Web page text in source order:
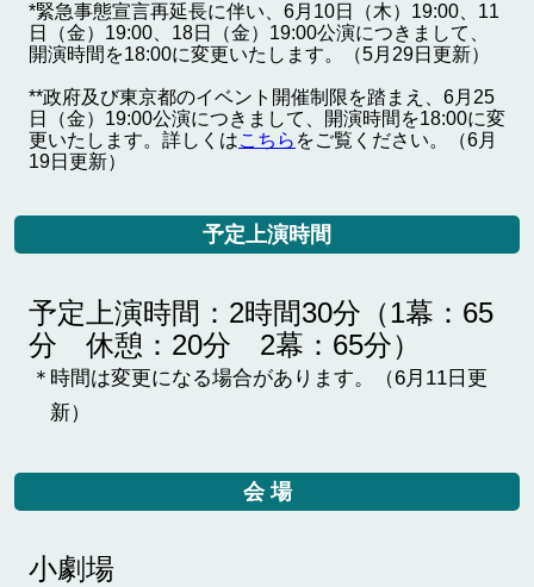
*緊急事態宣言再延長に伴い、6月10日（木）19:00、11
日（金）19:00、18日（金）19:00公演につきまして、
開演時間を18:00に変更いたします。（5月29日更新）
**政府及び東京都のイベント開催制限を踏まえ、6月25
日（金）19:00公演につきまして、開演時間を18:00に変
更いたします。詳しくはこちら をご覧ください。（6月
19日更新）
予定上演時間
予定上演時間：2時間30分（1幕：65
分 休憩：20分 2幕：65分）
時間は変更になる場合があります。（6月11日更
新）
会 場
小劇場